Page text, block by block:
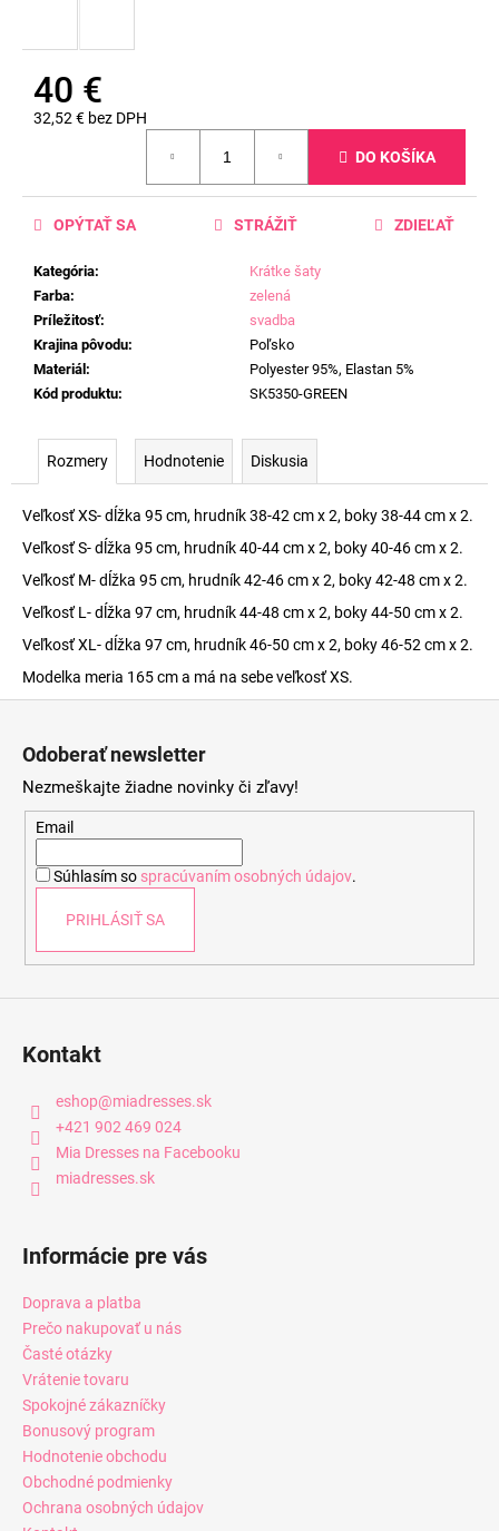
40 €
32,52 € bez DPH
DO KOŠÍKA
Kategória:
Krátke šaty
Farba:
zelená
Príležitosť:
svadba
Krajina pôvodu:
Poľsko
Materiál :
Polyester 95%, Elastan 5%
Kód produktu: SK5350-GREEN
OPÝTAŤ SA STRÁŽIŤ ZDIEĽAŤ
Rozmery Hodnotenie Diskusia
Veľkosť XS- dĺžka 95 cm, hrudník 38-42 cm x 2, boky 38-44 cm x 2.
Veľkosť S- dĺžka 95 cm, hrudník 40-44 cm x 2, boky 40-46 cm x 2.
Veľkosť M- dĺžka 95 cm, hrudník 42-46 cm x 2, boky 42-48 cm x 2.
Veľkosť L- dĺžka 97 cm, hrudník 44-48 cm x 2, boky 44-50 cm x 2.
Veľkosť XL- dĺžka 97 cm, hrudník 46-50 cm x 2, boky 46-52 cm x 2.
Modelka meria 165 cm a má na sebe veľkosť XS.
Odoberať newsletter
Nezmeškajte žiadne novinky či zľavy!
Email
Súhlasím so spracúvaním osobných údajov.
PRIHLÁSIŤ SA
Kontakt
eshop@miadresses.sk
+421 902 469 024
Mia Dresses na Facebooku
miadresses.sk
Informácie pre vás
Doprava a platba
Prečo nakupovať u nás
Časté otázky
Vrátenie tovaru
Spokojné zákazníčky
Bonusový program
Hodnotenie obchodu
Obchodné podmienky
Ochrana osobných údajov